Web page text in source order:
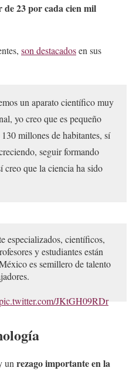
de 23 por cada cien mil
son destacadosen sus
un aparato científico muy
yo creo que es pequeño
millones de habitantes, sí
seguir formando
que la ciencia ha sido
especializados, científicos,
y estudiantes están
es semillero de talento
JKtGH09RDr
unrezago importante en la